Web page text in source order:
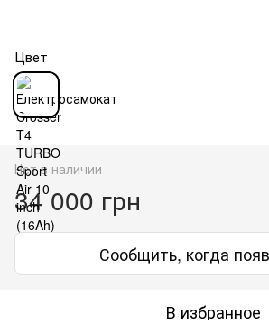
Цвет
Нет в наличии
34 000 грн
Сообщить, когда
В избранное